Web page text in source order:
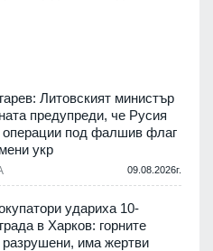
Литовският министър
предупреди, че Русия
операции под фалшив флаг
укр
09.08.2026г.
удариха 10-
в Харков: горните
има жертви